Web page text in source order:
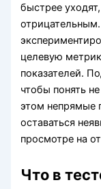
быстрее
целевую
показателей.
чтобы понять
этом непрямые
оставаться
просмотре на
Что в